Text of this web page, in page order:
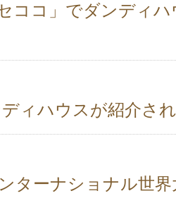
ココ」でダンディ
ィハウスが紹介さ
ターナショナル世